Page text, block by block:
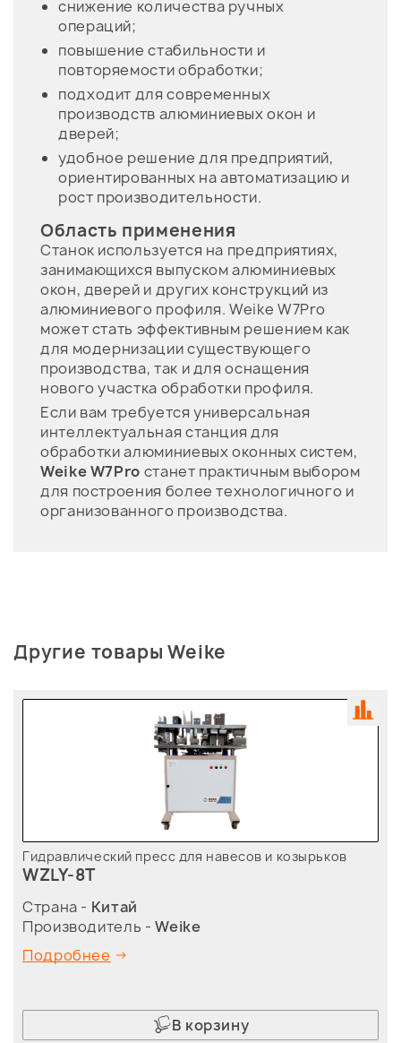
снижение количества ручных
операций;
повышение стабильности и
повторяемости обработки;
подходит для современных
производств алюминиевых окон и
дверей;
удобное решение для предприятий,
ориентированных на автоматизацию и
рост производительности.
Область применения
Станок используется на предприятиях,
занимающихся выпуском алюминиевых
окон, дверей и других конструкций из
алюминиевого профиля. Weike W7Pro
может стать эффективным решением как
для модернизации существующего
производства, так и для оснащения
нового участка обработки профиля.
Если вам требуется универсальная
интеллектуальная станция для
обработки алюминиевых оконных систем,
Weike W7Pro станет практичным выбором
для построения более технологичного и
организованного производства.
Другие товары Weike
Гидравлический пресс для навесов и козырьков
WZLY-8T
Страна - Китай
Производитель -Weike
Подробнее
В корзину